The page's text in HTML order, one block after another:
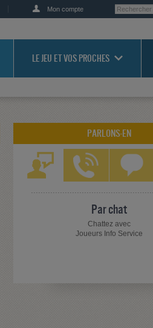
Mon compte
LE JEU ET VOS PROCHES
PARLONS-EN
Par chat
Chattez avec
Joueurs Info Service